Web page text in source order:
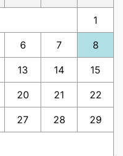
1
6 7 8
13 14 15
20 21 22
27 28 29